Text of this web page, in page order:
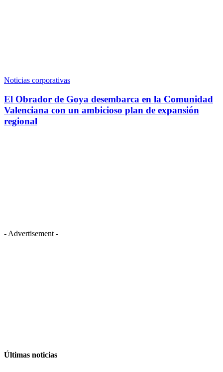
Noticias corporativas
El Obrador de Goya desembarca en la Comunidad
Valenciana con un ambicioso plan de expansión
regional
- Advertisement -
Últimas noticias